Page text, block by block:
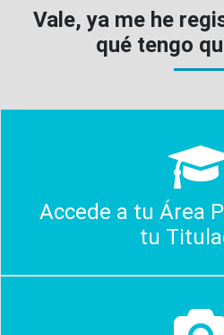
Vale, ya me he
qué tengo
Accede a tu Área
tu